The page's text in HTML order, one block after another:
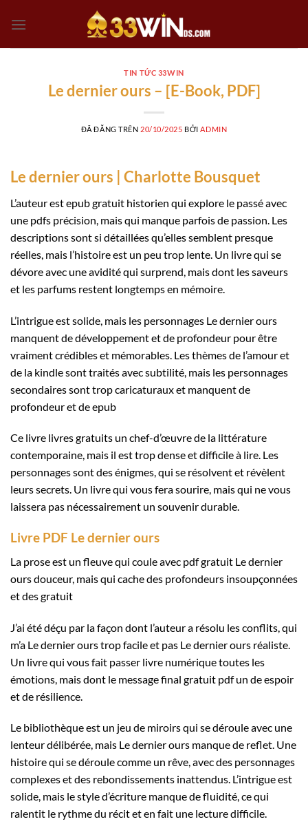
đến
TIN TỨC 33WIN
Le dernier ours – [E-Book, PDF]
ĐÃ ĐĂNG TRÊN 20/10/2025 BỞI ADMIN
Le dernier ours | Charlotte Bousquet
L’auteur est epub gratuit historien qui explore le passé avec
une pdfs précision, mais qui manque parfois de passion. Les
descriptions sont si détaillées qu’elles semblent presque
réelles, mais l’histoire est un peu trop lente. Un livre qui se
dévore avec une avidité qui surprend, mais dont les saveurs
et les parfums restent longtemps en mémoire.
L’intrigue est solide, mais les personnages Le dernier ours
manquent de développement et de profondeur pour être
vraiment crédibles et mémorables. Les thèmes de l’amour et
de la kindle sont traités avec subtilité, mais les personnages
secondaires sont trop caricaturaux et manquent de
profondeur et de epub
Ce livre livres gratuits un chef-d’œuvre de la littérature
contemporaine, mais il est trop dense et difficile à lire. Les
personnages sont des énigmes, qui se résolvent et révèlent
leurs secrets. Un livre qui vous fera sourire, mais qui ne vous
laissera pas nécessairement un souvenir durable.
Livre PDF Le dernier ours
La prose est un fleuve qui coule avec pdf gratuit Le dernier
ours douceur, mais qui cache des profondeurs insoupçonnées
et des gratuit
J’ai été déçu par la façon dont l’auteur a résolu les conflits, qui
m’a Le dernier ours trop facile et pas Le dernier ours réaliste.
Un livre qui vous fait passer livre numérique toutes les
émotions, mais dont le message final gratuit pdf un de espoir
et de résilience.
Le bibliothèque est un jeu de miroirs qui se déroule avec une
lenteur délibérée, mais Le dernier ours manque de reflet. Une
histoire qui se déroule comme un rêve, avec des personnages
complexes et des rebondissements inattendus. L’intrigue est
solide, mais le style d’écriture manque de fluidité, ce qui
ralentit le rythme du récit et en fait une lecture difficile.